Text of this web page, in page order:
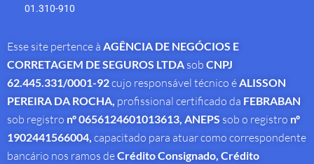
01.310-910
Esse site pertence à AGÊNCIA DE NEGÓCIOS E
CORRETAGEM DE SEGUROS LTDAsob CNPJ
62.445.331/0001-92cujo responsável técnico éALISSON
PEREIRA DA ROCHA, profissional certificado da FEBRABAN
sob registro nº 0656124601013613, ANEPS sob o registro nº
1902441566004, capacitado para atuar como correspondente
bancário nos ramos deCrédito Consignado, Crédito